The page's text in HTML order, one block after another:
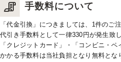
手数料について
「代金引換」につきましては、1件のご
代引き手数料として一律330円が発生致し
「クレジットカード」・「コンビニ・ペ
かかる手数料は当社負担となり無料とな